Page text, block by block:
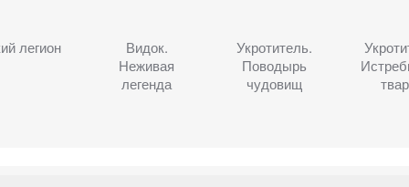
легион
Видок.
Неживая
легенда
Укротитель.
Поводырь
чудовищ